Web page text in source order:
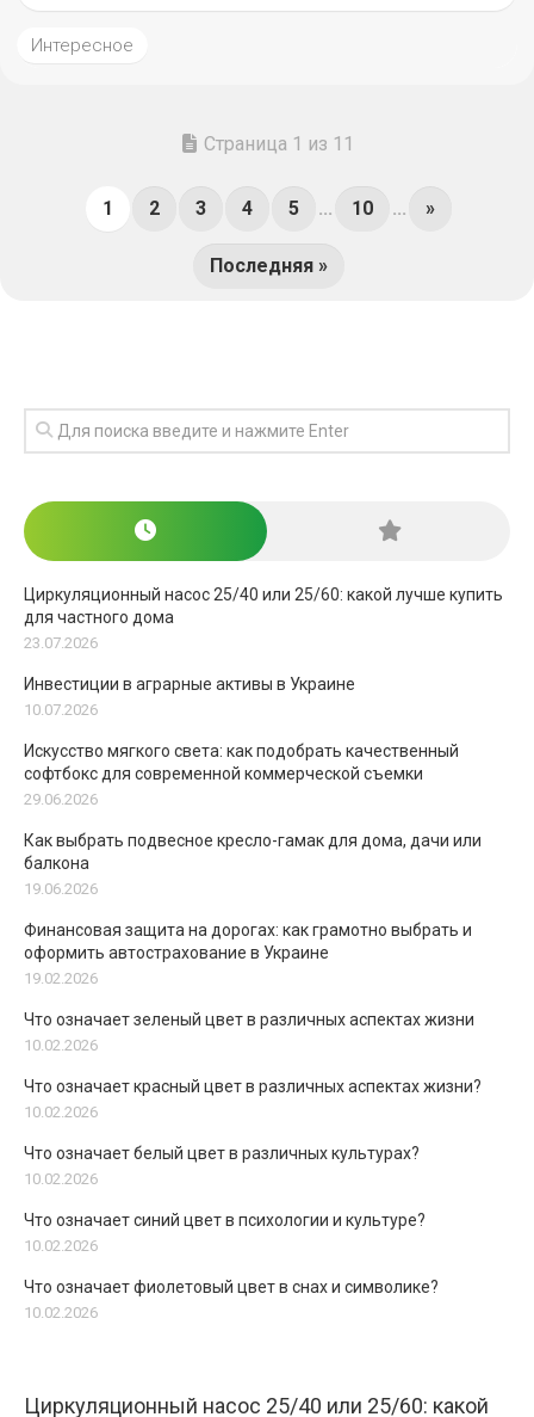
Интересное
Страница 1 из 11
1 2 3 4 5 ... 10 ... »
Последняя »
Циркуляционный насос 25/40 или 25/60: какой лучше купить
для частного дома
23.07.2026
Инвестиции в аграрные активы в Украине
10.07.2026
Искусство мягкого света: как подобрать качественный
софтбокс для современной коммерческой съемки
29.06.2026
Как выбрать подвесное кресло-гамак для дома, дачи или
балкона
19.06.2026
Финансовая защита на дорогах: как грамотно выбрать и
оформить автострахование в Украине
19.02.2026
Что означает зеленый цвет в различных аспектах жизни
10.02.2026
Что означает красный цвет в различных аспектах жизни?
10.02.2026
Что означает белый цвет в различных культурах?
10.02.2026
Что означает синий цвет в психологии и культуре?
10.02.2026
Что означает фиолетовый цвет в снах и символике?
10.02.2026
Циркуляционный насос 25/40 или 25/60: какой